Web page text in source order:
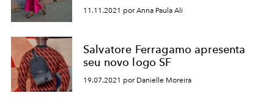
11.11.2021 por Anna Paula Ali
Salvatore Ferragamo apresenta
seu novo logo SF
19.07.2021 por Danielle Moreira